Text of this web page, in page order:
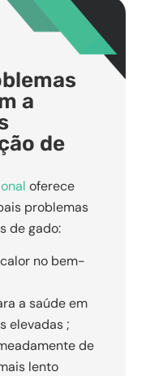
a
de
oferece
problemas
de gado:
no bem-
a saúde em
elevadas ;
de
lento